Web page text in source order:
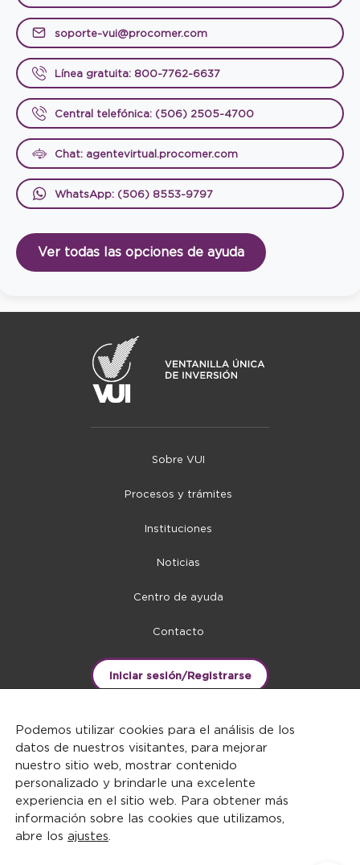
soporte-vui@procomer.com
Línea gratuita: 800-7762-6637
Central telefónica: (506) 2505-4700
Chat: agentevirtual.procomer.com
WhatsApp: (506) 8553-9797
Ver todas las opciones de ayuda
Sobre VUI
Procesos y trámites
Instituciones
Noticias
Centro de ayuda
Contacto
Iniciar sesión/Registrarse
DERECHOS RESERVADOS ©2026
Podemos utilizar cookies para el análisis de los
datos de nuestros visitantes, para mejorar
nuestro sitio web, mostrar contenido
personalizado y brindarle una excelente
experiencia en el sitio web. Para obtener más
información sobre las cookies que utilizamos,
abre los ajustes.